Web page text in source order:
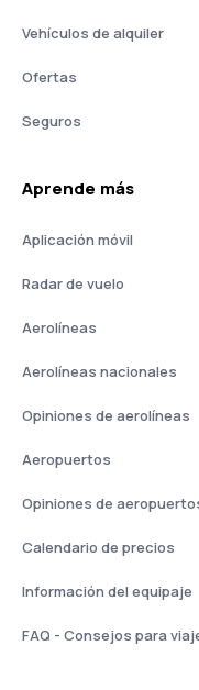
Vehículos de alquiler
Ofertas
Seguros
Aprende más
Aplicación móvil
Radar de vuelo
Aerolíneas
Aerolíneas nacionales
Opiniones de aerolíneas
Aeropuertos
Opiniones de
Calendario de precios
Información del equipaje
FAQ - Consejos para